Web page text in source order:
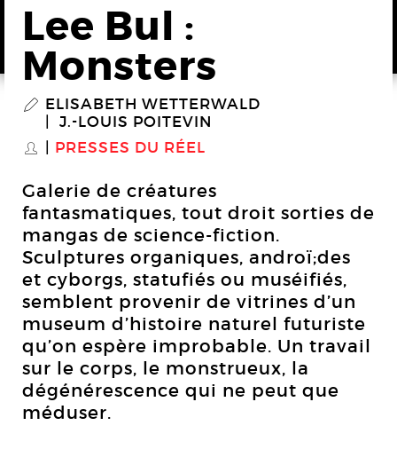
Lee Bul :
Monsters
P ELISABETH WETTERWALD
J.-LOUIS POITEVIN
S PRESSES DU RÉEL
Galerie de créatures
fantasmatiques, tout droit sorties de
mangas de science-fiction.
Sculptures organiques, androï;des
et cyborgs, statufiés ou muséifiés,
semblent provenir de vitrines d’un
museum d’histoire naturel futuriste
qu’on espère improbable. Un travail
sur le corps, le monstrueux, la
dégénérescence qui ne peut que
méduser.